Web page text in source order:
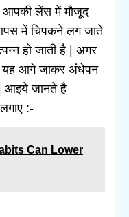
आपकी लेंस में मौजूद
में चिपकने लग जाते
हो जाती है | अगर
यह आगे जाकर अंधेपन
| आइये जानते है
:-
Can Lower